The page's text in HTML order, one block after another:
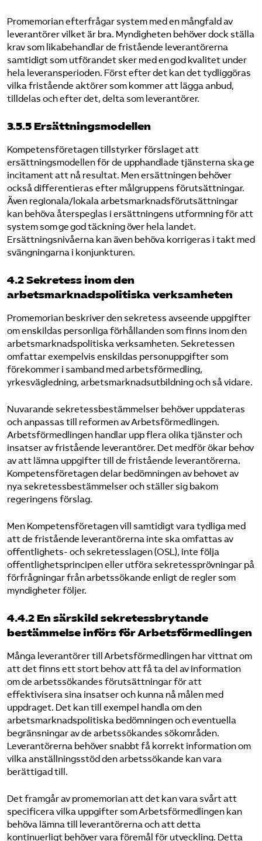
Promemorian efterfrågar system med en mångfald av
leverantörer vilket är bra. Myndigheten behöver dock ställa
krav som likabehandlar de fristående leverantörerna
samtidigt som utförandet sker med en god kvalitet under
hela leveransperioden. Först efter det kan det tydliggöras
vilka fristående aktörer som kommer att lägga anbud,
tilldelas och efter det, delta som leverantörer.
3.5.5 Ersättningsmodellen
Kompetensföretagen tillstyrker förslaget att
ersättningsmodellen för de upphandlade tjänsterna ska ge
incitament att nå resultat. Men ersättningen behöver
också differentieras efter målgruppens förutsättningar.
Även regionala/lokala arbetsmarknadsförutsättningar
kan behöva återspeglas i ersättningens utformning för att
system som ge god täckning över hela landet.
Ersättningsnivåerna kan även behöva korrigeras i takt med
svängningarna i konjunkturen.
4.2 Sekretess inom den
arbetsmarknadspolitiska verksamheten
Promemorian beskriver den sekretess avseende uppgifter
om enskildas personliga förhållanden som finns inom den
arbetsmarknadspolitiska verksamheten. Sekretessen
omfattar exempelvis enskildas personuppgifter som
förekommer i samband med arbetsförmedling,
yrkesvägledning, arbetsmarknadsutbildning och så vidare.
Nuvarande sekretessbestämmelser behöver uppdateras
och anpassas till reformen av Arbetsförmedlingen.
Arbetsförmedlingen handlar upp flera olika tjänster och
insatser av fristående leverantörer. Det medför ökar behov
av att lämna uppgifter till de fristående leverantörerna.
Kompetensföretagen delar bedömningen av behovet av
nya sekretessbestämmelser och ställer sig bakom
regeringens förslag.
Men Kompetensföretagen vill samtidigt vara tydliga med
att de fristående leverantörerna inte ska omfattas av
offentlighets- och sekretesslagen (OSL), inte följa
offentlighetsprincipen eller utföra sekretessprövningar på
förfrågningar från arbetssökande enligt de regler som
myndigheter följer.
4.4.2 En särskild sekretessbrytande
bestämmelse införs för Arbetsförmedlingen
Många leverantörer till Arbetsförmedlingen har vittnat om
att det finns ett stort behov att få ta del av information
om de arbetssökandes förutsättningar för att
effektivisera sina insatser och kunna nå målen med
uppdraget. Det kan till exempel handla om den
arbetsmarknadspolitiska bedömningen och eventuella
begränsningar av de arbetssökandes sökområden.
Leverantörerna behöver snabbt få korrekt information om
vilka anställningsstöd den arbetssökande kan vara
berättigad till.
Det framgår av promemorian att det kan vara svårt att
specificera vilka uppgifter som Arbetsförmedlingen kan
behöva lämna till leverantörerna och att detta
kontinuerligt behöver vara föremål för utveckling. Detta